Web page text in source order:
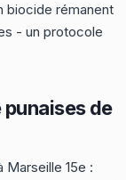
biocide rémanent
- un protocole
de
15e :